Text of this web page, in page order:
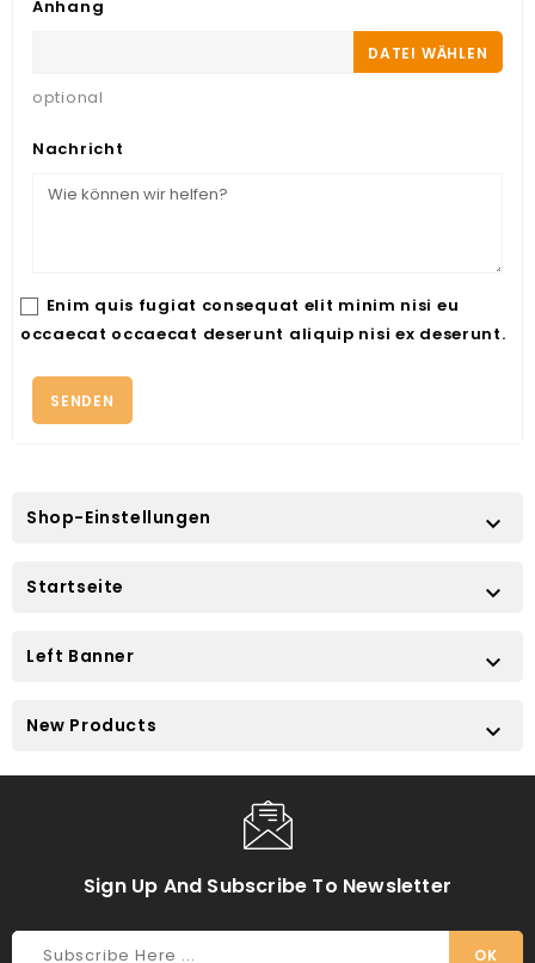
Anhang
DATEI WÄHLEN
optional
Nachricht
Enim quis fugiat consequat elit minim nisi eu
occaecat occaecat deserunt aliquip nisi ex deserunt.
Shop-Einstellungen 
Startseite 
Left Banner 
New Products 
Sign Up And Subscribe To Newsletter